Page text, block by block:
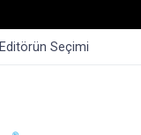
Editörün Seçimi